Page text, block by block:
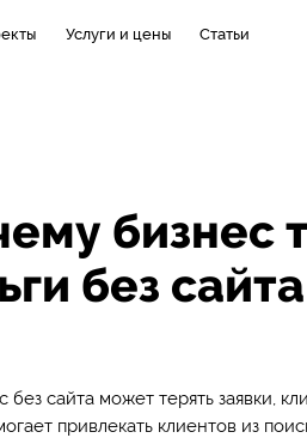
Услуги и цены Статьи
бизнес
без
сайта может терять заявки,
привлекать клиентов из